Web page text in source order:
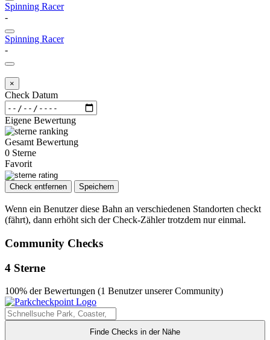
Spinning Racer
-
Spinning Racer
-
×
Check Datum
Eigene Bewertung
Gesamt Bewertung
0 Sterne
Favorit
Check entfernen Speichern
Wenn ein Benutzer diese Bahn an verschiedenen Standorten checkt
(fährt), dann erhöht sich der Check-Zähler trotzdem nur einmal.
Community Checks
4 Sterne
100% der Bewertungen (1 Benutzer unserer Community)
Finde Checks in der Nähe